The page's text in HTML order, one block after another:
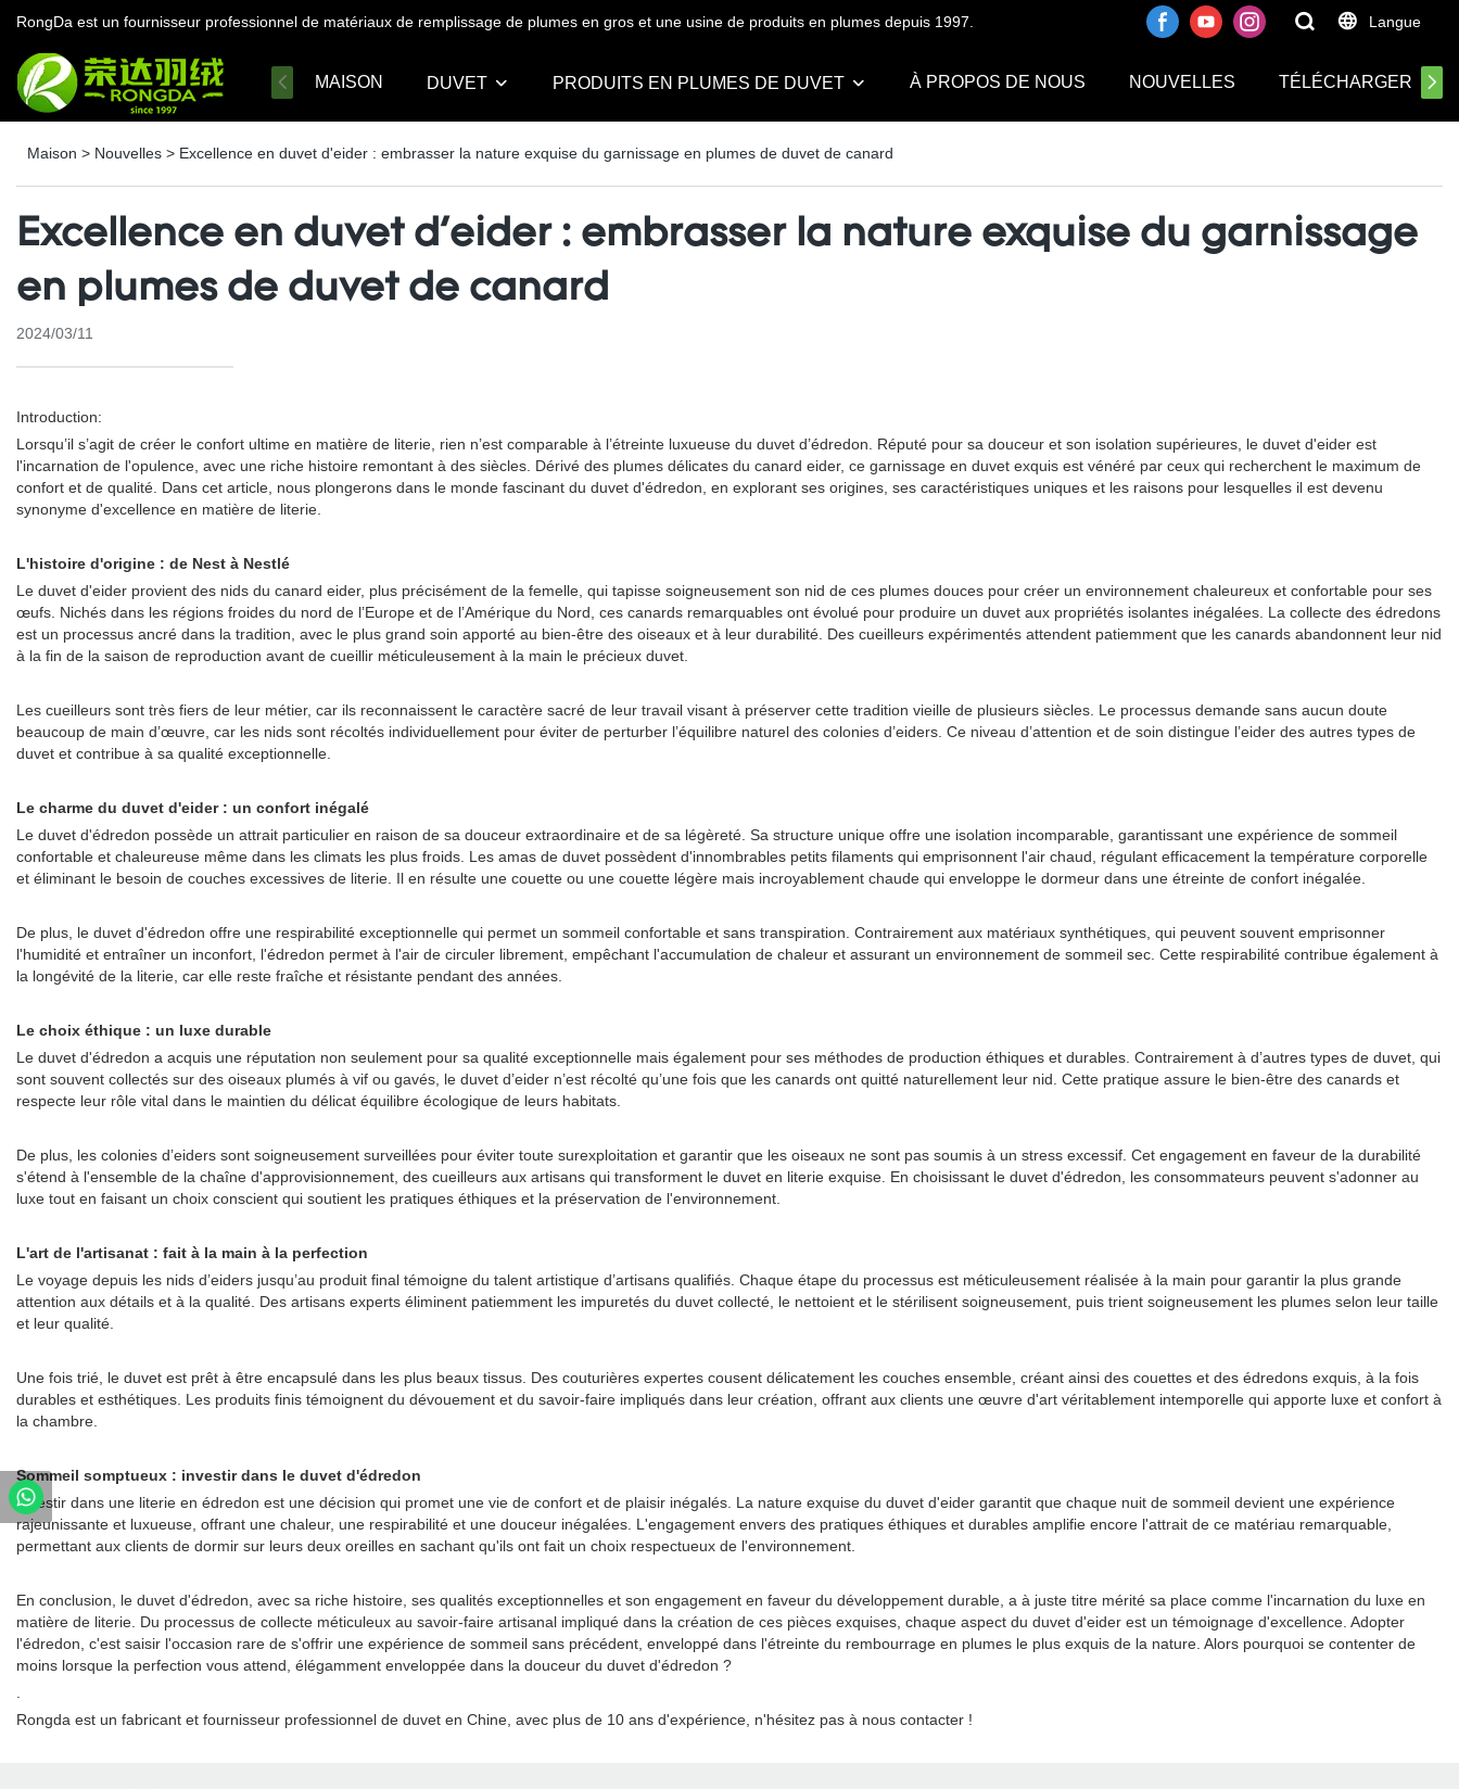
RongDa est un fournisseur professionnel de matériaux de remplissage de plumes en gros et une usine de produits en plumes depuis 1997. Langue
MAISON DUVET PRODUITS EN PLUMES DE DUVET À PROPOS DE NOUS NOUVELLES TÉLÉCHARGER
Maison > Nouvelles > Excellence en duvet d'eider : embrasser la nature exquise du garnissage en plumes de duvet de canard
Excellence en duvet d'eider : embrasser la nature exquise du garnissage
en plumes de duvet de canard
2024/03/11
Introduction:
Lorsqu’il s’agit de créer le confort ultime en matière de literie, rien n’est comparable à l’étreinte luxueuse du duvet d’édredon. Réputé pour sa douceur et son isolation supérieures, le duvet d'eider est
l'incarnation de l'opulence, avec une riche histoire remontant à des siècles. Dérivé des plumes délicates du canard eider, ce garnissage en duvet exquis est vénéré par ceux qui recherchent le maximum de
confort et de qualité. Dans cet article, nous plongerons dans le monde fascinant du duvet d'édredon, en explorant ses origines, ses caractéristiques uniques et les raisons pour lesquelles il est devenu
synonyme d'excellence en matière de literie.
L'histoire d'origine : de Nest à Nestlé
Le duvet d'eider provient des nids du canard eider, plus précisément de la femelle, qui tapisse soigneusement son nid de ces plumes douces pour créer un environnement chaleureux et confortable pour ses
œufs. Nichés dans les régions froides du nord de l’Europe et de l’Amérique du Nord, ces canards remarquables ont évolué pour produire un duvet aux propriétés isolantes inégalées. La collecte des édredons
est un processus ancré dans la tradition, avec le plus grand soin apporté au bien-être des oiseaux et à leur durabilité. Des cueilleurs expérimentés attendent patiemment que les canards abandonnent leur nid
à la fin de la saison de reproduction avant de cueillir méticuleusement à la main le précieux duvet.
Les cueilleurs sont très fiers de leur métier, car ils reconnaissent le caractère sacré de leur travail visant à préserver cette tradition vieille de plusieurs siècles. Le processus demande sans aucun doute
beaucoup de main d’œuvre, car les nids sont récoltés individuellement pour éviter de perturber l’équilibre naturel des colonies d’eiders. Ce niveau d’attention et de soin distingue l’eider des autres types de
duvet et contribue à sa qualité exceptionnelle.
Le charme du duvet d'eider : un confort inégalé
Le duvet d'édredon possède un attrait particulier en raison de sa douceur extraordinaire et de sa légèreté. Sa structure unique offre une isolation incomparable, garantissant une expérience de sommeil
confortable et chaleureuse même dans les climats les plus froids. Les amas de duvet possèdent d'innombrables petits filaments qui emprisonnent l'air chaud, régulant efficacement la température corporelle
et éliminant le besoin de couches excessives de literie. Il en résulte une couette ou une couette légère mais incroyablement chaude qui enveloppe le dormeur dans une étreinte de confort inégalée.
De plus, le duvet d'édredon offre une respirabilité exceptionnelle qui permet un sommeil confortable et sans transpiration. Contrairement aux matériaux synthétiques, qui peuvent souvent emprisonner
l'humidité et entraîner un inconfort, l'édredon permet à l'air de circuler librement, empêchant l'accumulation de chaleur et assurant un environnement de sommeil sec. Cette respirabilité contribue également à
la longévité de la literie, car elle reste fraîche et résistante pendant des années.
Le choix éthique : un luxe durable
Le duvet d'édredon a acquis une réputation non seulement pour sa qualité exceptionnelle mais également pour ses méthodes de production éthiques et durables. Contrairement à d’autres types de duvet, qui
sont souvent collectés sur des oiseaux plumés à vif ou gavés, le duvet d’eider n’est récolté qu’une fois que les canards ont quitté naturellement leur nid. Cette pratique assure le bien-être des canards et
respecte leur rôle vital dans le maintien du délicat équilibre écologique de leurs habitats.
De plus, les colonies d’eiders sont soigneusement surveillées pour éviter toute surexploitation et garantir que les oiseaux ne sont pas soumis à un stress excessif. Cet engagement en faveur de la durabilité
s'étend à l'ensemble de la chaîne d'approvisionnement, des cueilleurs aux artisans qui transforment le duvet en literie exquise. En choisissant le duvet d'édredon, les consommateurs peuvent s'adonner au
luxe tout en faisant un choix conscient qui soutient les pratiques éthiques et la préservation de l'environnement.
L'art de l'artisanat : fait à la main à la perfection
Le voyage depuis les nids d’eiders jusqu’au produit final témoigne du talent artistique d’artisans qualifiés. Chaque étape du processus est méticuleusement réalisée à la main pour garantir la plus grande
attention aux détails et à la qualité. Des artisans experts éliminent patiemment les impuretés du duvet collecté, le nettoient et le stérilisent soigneusement, puis trient soigneusement les plumes selon leur taille
et leur qualité.
Une fois trié, le duvet est prêt à être encapsulé dans les plus beaux tissus. Des couturières expertes cousent délicatement les couches ensemble, créant ainsi des couettes et des édredons exquis, à la fois
durables et esthétiques. Les produits finis témoignent du dévouement et du savoir-faire impliqués dans leur création, offrant aux clients une œuvre d'art véritablement intemporelle qui apporte luxe et confort à
la chambre.
Sommeil somptueux : investir dans le duvet d'édredon
Investir dans une literie en édredon est une décision qui promet une vie de confort et de plaisir inégalés. La nature exquise du duvet d'eider garantit que chaque nuit de sommeil devient une expérience
rajeunissante et luxueuse, offrant une chaleur, une respirabilité et une douceur inégalées. L'engagement envers des pratiques éthiques et durables amplifie encore l'attrait de ce matériau remarquable,
permettant aux clients de dormir sur leurs deux oreilles en sachant qu'ils ont fait un choix respectueux de l'environnement.
En conclusion, le duvet d'édredon, avec sa riche histoire, ses qualités exceptionnelles et son engagement en faveur du développement durable, a à juste titre mérité sa place comme l'incarnation du luxe en
matière de literie. Du processus de collecte méticuleux au savoir-faire artisanal impliqué dans la création de ces pièces exquises, chaque aspect du duvet d'eider est un témoignage d'excellence. Adopter
l'édredon, c'est saisir l'occasion rare de s'offrir une expérience de sommeil sans précédent, enveloppé dans l'étreinte du rembourrage en plumes le plus exquis de la nature. Alors pourquoi se contenter de
moins lorsque la perfection vous attend, élégamment enveloppée dans la douceur du duvet d'édredon ?
Rongda est un fabricant et fournisseur professionnel de duvet en Chine, avec plus de 10 ans d'expérience, n'hésitez pas à nous contacter !